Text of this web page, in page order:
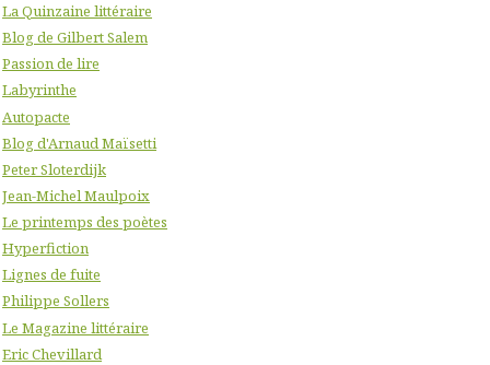
La Quinzaine littéraire
Blog de Gilbert Salem
Passion de lire
Labyrinthe
Autopacte
Blog d'Arnaud Maïsetti
Peter Sloterdijk
Jean-Michel Maulpoix
Le printemps des poètes
Hyperfiction
Lignes de fuite
Philippe Sollers
Le Magazine littéraire
Eric Chevillard